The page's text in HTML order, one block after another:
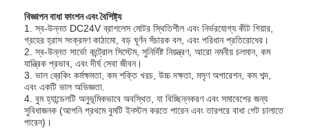
বিজ্ঞাপন বাধা ফাংশন এবং বৈশিষ্ট্য
1. স্ব-উন্নত DC24V ব্রাশলেস মোটর স্থিতিশীল এবং নির্ভরযোগ্য কীট গিয়ার,
গ্রহের হ্রাস সংক্রমণ কাঠামো, বড় ঘূর্ণন সঁচারক বল, এবং পরিধান প্রতিরোধের।
2. স্ব-উন্নত সার্ভো কন্ট্রোল সিস্টেম, সুনির্দিষ্ট নিয়ন্ত্রণ, আরো নমনীয় চলমান, কম
যান্ত্রিক প্রভাব, এবং দীর্ঘ সেবা জীবন।
3. ভাল ব্রেকিং কর্মক্ষমতা, কম শক্তি খরচ, উচ্চ দক্ষতা, মসৃণ অপারেশন, কম শব্দ,
এবং একটি ভাল অভিজ্ঞতা.
4. বুম হ্যান্ডেলটি অনুভূমিকভাবে অবস্থিত, যা বিচ্ছিন্নকরণ এবং সমাবেশের জন্য
সুবিধাজনক (আপনি প্রথমে বুমটি ইনস্টল করতে পারেন এবং তারপরে বাধা গেট চালাতে
পারেন)।